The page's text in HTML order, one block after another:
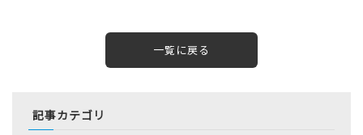
一覧に戻る
記事カテゴリ